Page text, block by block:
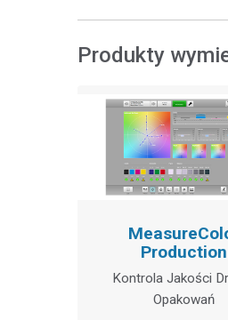
Produkty
Production
Kontrola Jakości
Opakowań